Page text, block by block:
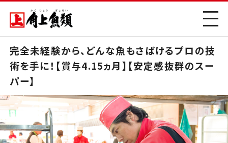
完全未経験から、どんな魚もさばけるプロの技
術を手に！【賞与4.15ヵ月】【安定感抜群のスー
パー】